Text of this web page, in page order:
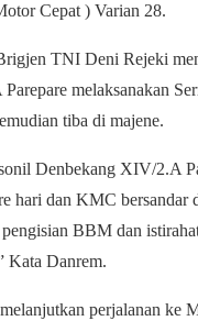
Cepat ) Varian 28.
TNI Deni Rejeki
melaksanakan
tiba di majene.
Denbekang XIV/2.A
hari dan KMC
BBM dan
Kata Danrem.
perjalanan ke